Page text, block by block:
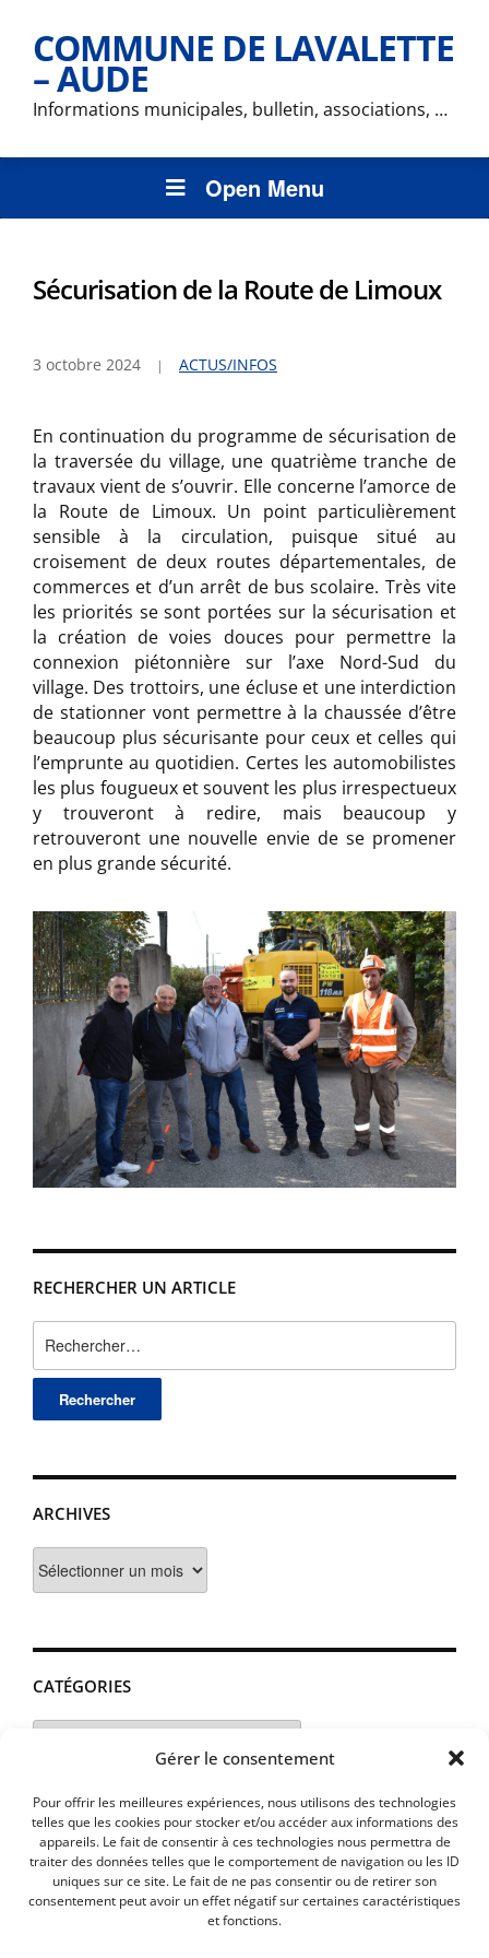
Gérer le consentement
Pour offrir les meilleures expériences, nous utilisons des technologies
telles que les cookies pour stocker et/ou accéder aux informations des
appareils. Le fait de consentir à ces technologies nous permettra de
traiter des données telles que le comportement de navigation ou les ID
uniques sur ce site. Le fait de ne pas consentir ou de retirer son
consentement peut avoir un effet négatif sur certaines caractéristiques
et fonctions.
COMMUNE DE LAVALETTE
– AUDE
Informations municipales, bulletin, associations, …
Open Menu
RECHERCHER UN ARTICLE
ARCHIVES
CATÉGORIES
Catégories
Sécurisation de la Route de Limoux
3 octobre 2024 ACTUS/INFOS
En continuation du programme de sécurisation de
la traversée du village, une quatrième tranche de
travaux vient de s’ouvrir. Elle concerne l’amorce de
la Route de Limoux. Un point particulièrement
sensible à la circulation, puisque situé au
croisement de deux routes départementales, de
commerces et d’un arrêt de bus scolaire. Très vite
les priorités se sont portées sur la sécurisation et
la création de voies douces pour permettre la
connexion piétonnière sur l’axe Nord-Sud du
village. Des trottoirs, une écluse et une interdiction
de stationner vont permettre à la chaussée d’être
beaucoup plus sécurisante pour ceux et celles qui
l’emprunte au quotidien. Certes les automobilistes
les plus fougueux et souvent les plus irrespectueux
y trouveront à redire, mais beaucoup y
retrouveront une nouvelle envie de se promener
en plus grande sécurité.